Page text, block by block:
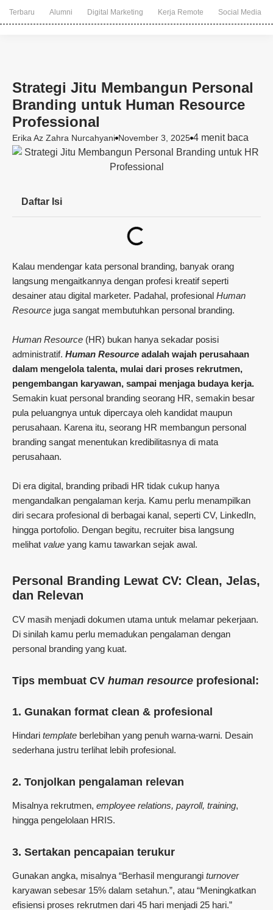
Terbaru Alumni Digital Marketing Kerja Remote Social Media
Strategi Jitu Membangun Personal
Branding untuk Human Resource
Professional
Erika Az Zahra Nurcahyani November 3, 2025 4 menit baca
Daftar Isi
Kalau mendengar kata personal branding, banyak orang
langsung mengaitkannya dengan profesi kreatif seperti
desainer atau digital marketer. Padahal, profesional Human
Resource juga sangat membutuhkan personal branding.
Human Resource (HR) bukan hanya sekadar posisi
administratif. Human Resource adalah wajah perusahaan
dalam mengelola talenta, mulai dari proses rekrutmen,
pengembangan karyawan, sampai menjaga budaya kerja.
Semakin kuat personal branding seorang HR, semakin besar
pula peluangnya untuk dipercaya oleh kandidat maupun
perusahaan. Karena itu, seorang HR membangun personal
branding sangat menentukan kredibilitasnya di mata
perusahaan.
Di era digital, branding pribadi HR tidak cukup hanya
mengandalkan pengalaman kerja. Kamu perlu menampilkan
diri secara profesional di berbagai kanal, seperti CV, LinkedIn,
hingga portofolio. Dengan begitu, recruiter bisa langsung
melihat value yang kamu tawarkan sejak awal.
Personal Branding Lewat CV: Clean, Jelas,
dan Relevan
CV masih menjadi dokumen utama untuk melamar pekerjaan.
Di sinilah kamu perlu memadukan pengalaman dengan
personal branding yang kuat.
Tips membuat CV human resource profesional:
1. Gunakan format clean & profesional
Hindari template berlebihan yang penuh warna-warni. Desain
sederhana justru terlihat lebih profesional.
2. Tonjolkan pengalaman relevan
Misalnya rekrutmen, employee relations, payroll, training,
hingga pengelolaan HRIS.
3. Sertakan pencapaian terukur
Gunakan angka, misalnya “Berhasil mengurangi turnover
karyawan sebesar 15% dalam setahun.”, atau “Meningkatkan
efisiensi proses rekrutmen dari 45 hari menjadi 25 hari.”